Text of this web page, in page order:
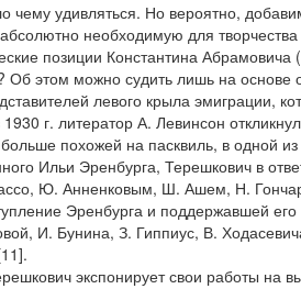
чему удивляться. Но вероятно,
необходимую для
позиции Константина Абрамовича
Об этом можно судить лишь на основе
левого крыла эмиграции,
1930 г. литератор А. Левинсон
похожей на пасквиль, в одной
Ильи Эренбурга, Терешкович в
Ю. Анненковым, Ш. Ашем, Н.
Эренбурга и поддержавшей
И. Бунина, З. Гиппиус, В.
экспонирует свои работы на